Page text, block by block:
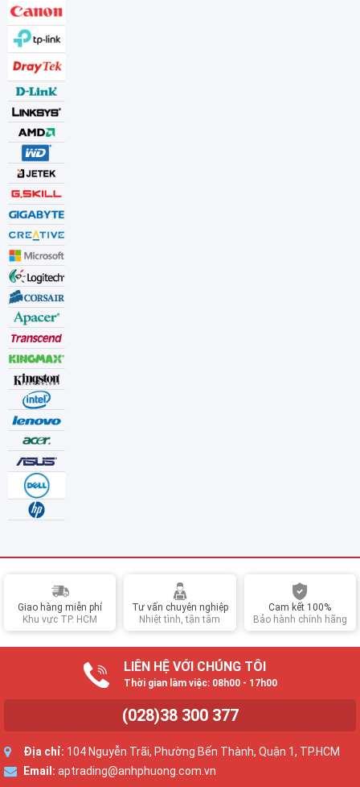
Giao hàng miễn phí
Khu vực TP. HCM
Tư vấn chuyên nghiệp
Nhiệt tình, tận tâm
Cam kết 100%
Bảo hành chính hãng
LIÊN HỆ VỚI CHÚNG TÔI
Thời gian làm việc: 08h00 - 17h00
(028)38 300 377
Địa chỉ: 104 Nguyễn Trãi, Phường Bến Thành, Quận 1, TP.HCM
Email: aptrading@anhphuong.com.vn